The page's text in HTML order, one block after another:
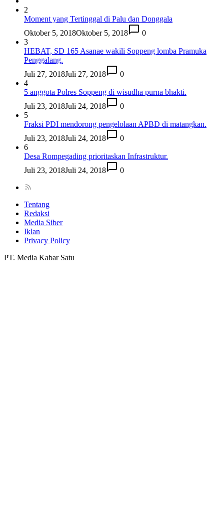
2
Moment yang Tertinggal di Palu dan Donggala
Oktober 5, 2018Oktober 5, 2018
0
3
HEBAT, SD 165 Asanae wakili Soppeng lomba Pramuka
Penggalang.
Juli 27, 2018Juli 27, 2018
0
4
5 anggota Polres Soppeng di wisudha purna bhakti.
Juli 23, 2018Juli 24, 2018
0
5
Fraksi PDI mendorong pengelolaan APBD di matangkan.
Juli 23, 2018Juli 24, 2018
0
6
Desa Rompegading prioritaskan Infrastruktur.
Juli 23, 2018Juli 24, 2018 0
Tentang
Redaksi
Media Siber
Iklan
Privacy Policy
PT. Media Kabar Satu